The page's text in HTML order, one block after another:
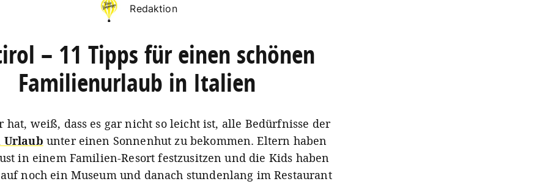
Redaktion
– 11 Tipps für einen schönen
Familienurlaub in Italien
hat, weiß, dass es gar nicht so leicht ist, alle Bedürfnisse der
Urlaub unter einen Sonnenhut zu bekommen. Eltern haben
in einem Familien-Resort festzusitzen und die Kids haben
noch ein Museum und danach stundenlang im Restaurant